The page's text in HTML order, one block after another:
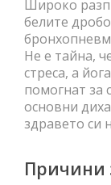
Широко
белите
Не е тайна,
стреса, а
помогнат за
основни
здравето си
Причини